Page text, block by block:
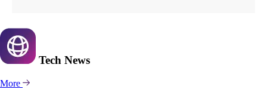
Tech News
More